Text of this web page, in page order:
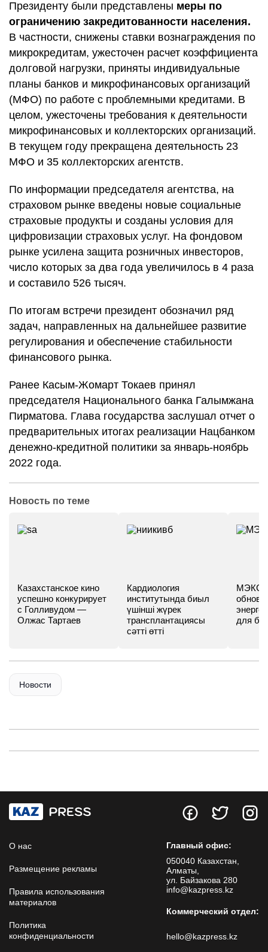
Президенту были представлены меры по
ограничению закредитованности населения.
В частности, снижены ставки вознаграждения по
микрокредитам, ужесточен расчет коэффициента
долговой нагрузки, приняты индивидуальные
планы банков и микрофинансовых организаций
(МФО) по работе с проблемными кредитами. В
целом, ужесточены требования к деятельности
микрофинансовых и коллекторских организаций.
В текущем году прекращена деятельность 23
МФО и 35 коллекторских агентств.
По информации председателя агентства, на
страховом рынке введены новые социальные
страховые продукты и созданы условия для
цифровизации страховых услуг. На фондовом
рынке усилена защита розничных инвесторов,
число которых за два года увеличилось в 4 раза
и составило 526 тысяч.
По итогам встречи президент обозначил ряд
задач, направленных на дальнейшее развитие
регулирования и обеспечение стабильности
финансового рынка.
Ранее Касым-Жомарт Токаев принял
председателя Национального банка Галымжана
Пирматова. Глава государства заслушал отчет о
предварительных итогах реализации Нацбанком
денежно-кредитной политики за январь-ноябрь
2022 года.
Новость по теме
Казахстанское кино
успешно конкурирует
с Голливудом —
Олжас Тартаев
Кардиология
институтында биыл
үшінші жүрек
трансплантациясы
сәтті өтті
МЭКС -
для
Новости
О нас
Размещение рекламы
Правила использования
материалов
Политика
конфиденциальности
Главный офис:
050040 Казахстан,
Алматы,
ул. Байзакова 280
info@kazpress.kz
Коммерческий отдел:
hello@kazpress.kz